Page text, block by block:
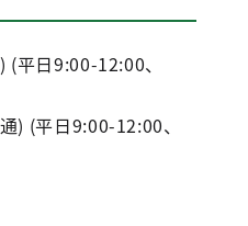
日9:00-12:00、
(平日9:00-12:00、